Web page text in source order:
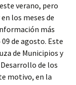
verano, pero
los meses de
más
de agosto. Este
de Municipios y
de los
motivo, en la